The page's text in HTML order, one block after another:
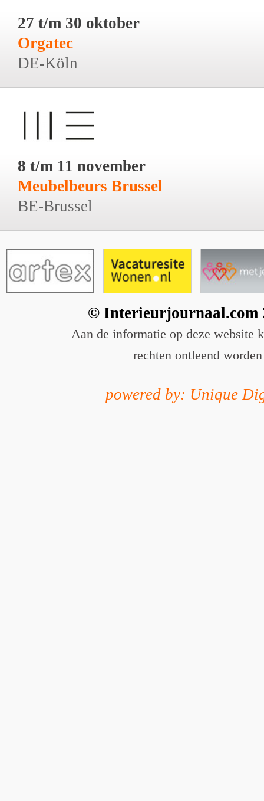
27 t/m 30 oktober
Orgatec
DE-Köln
8 t/m 11 november
Meubelbeurs Brussel
BE-Brussel
© Interieurjournaal.com
Aan de informatie op deze website
rechten ontleend worden
powered by: Unique